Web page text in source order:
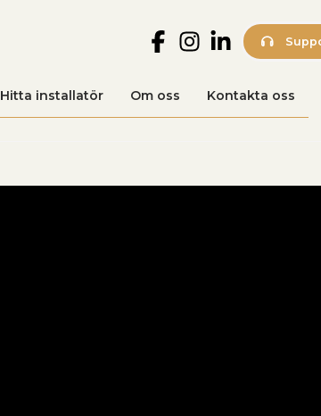
Hitta installatör Om oss Kontakta oss